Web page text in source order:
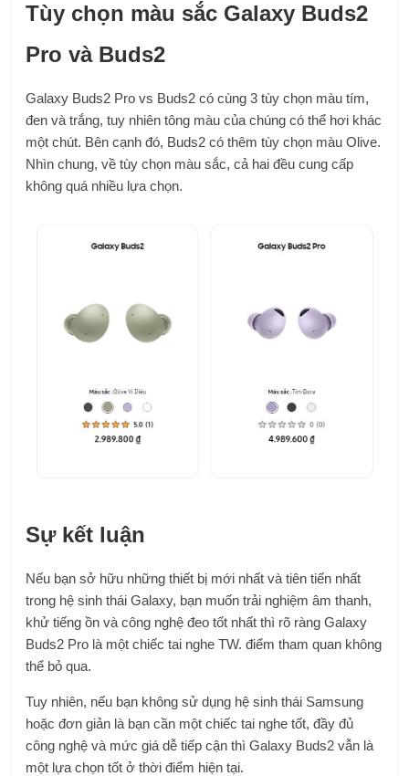
Tùy chọn màu sắc Galaxy Buds2
Pro và Buds2
Galaxy Buds2 Pro vs Buds2 có cùng 3 tùy chọn màu tím,
đen và trắng, tuy nhiên tông màu của chúng có thể hơi khác
một chút. Bên cạnh đó, Buds2 có thêm tùy chọn màu Olive.
Nhìn chung, về tùy chọn màu sắc, cả hai đều cung cấp
không quá nhiều lựa chọn.
Sự kết luận
Nếu bạn sở hữu những thiết bị mới nhất và tiên tiến nhất
trong hệ sinh thái Galaxy, bạn muốn trải nghiệm âm thanh,
khử tiếng ồn và công nghệ đeo tốt nhất thì rõ ràng Galaxy
Buds2 Pro là một chiếc tai nghe TW. điểm tham quan không
thể bỏ qua.
Tuy nhiên, nếu bạn không sử dụng hệ sinh thái Samsung
hoặc đơn giản là bạn cần một chiếc tai nghe tốt, đầy đủ
công nghệ và mức giá dễ tiếp cận thì Galaxy Buds2 vẫn là
một lựa chọn tốt ở thời điểm hiện tại.